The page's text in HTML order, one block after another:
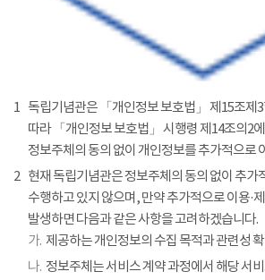
1 독립기념관은 「개인정보 보호법」 제15조제3
따라 「개인정보 보호법」 시행령 제14조의2
정보주체의 동의 없이 개인정보를 추가적으로
2 현재 독립기념관은 정보주체의 동의 없이 추가
수행하고 있지 않으며, 만약 추가적으로 이용·
발생하면 다음과 같은 사항을 고려하겠습니다.
가. 제공하는 개인정보의 수집 목적과 관련성
나. 정보주체는 서비스 계약 과정에서 해당 서